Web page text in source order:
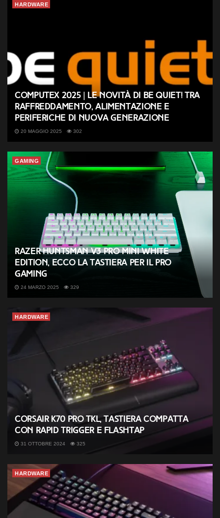
HARDWARE
Computex 2025 | Le novità di be quiet! tra
raffreddamento, alimentazione e
periferiche di nuova generazione
20 MAGGIO 2025 302
GAMING
Razer Huntsman V3 Pro Mini White
Edition, ecco la tastiera per il Pro
Gaming
24 MARZO 2025 329
HARDWARE
Corsair K70 PRO TKL, tastiera compatta
con Rapid Trigger e FlashTap
31 OTTOBRE 2024 325
HARDWARE